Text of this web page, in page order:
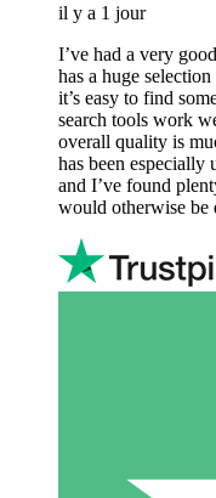
il y a 1 jour
I’ve had a very
has a huge
it’s easy to find
search tools work
overall quality is
has been especially
and I’ve found
would otherwise be